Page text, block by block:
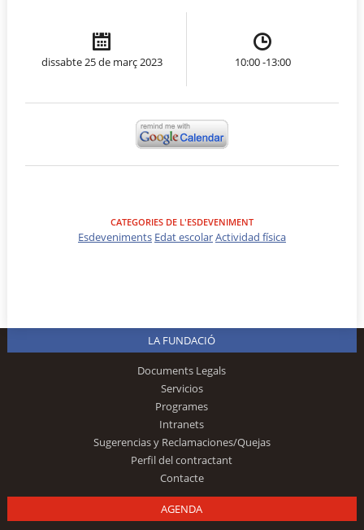
dissabte 25 de març 2023 10:00 -13:00
CATEGORIES DE L'ESDEVENIMENT
Esdeveniments Edat escolarActividad física
LA FUNDACIÓ
Documents Legals
Servicios
Programes
Intranets
Sugerencias y Reclamaciones/Quejas
Perfil del contractant
Contacte
AGENDA